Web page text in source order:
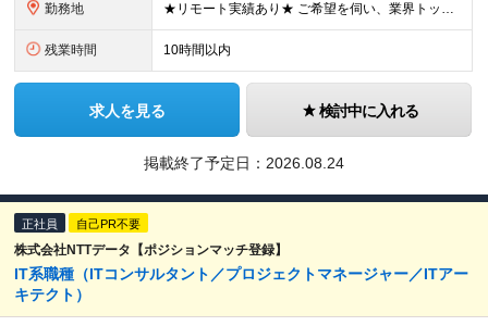
勤務地 ★リモート実績あり★ ご希望を伺い、業界トップクラス約7,000件の取引事業所数、90,000件以上のプロジェクトから検討をいたします。 全国の取引先での就業となります（沖縄を除く） ※勤務地
残業時間 10時間以内
求人を見る 検討中に入れる
掲載終了予定日： 2026.08.24
正社員 自己PR不要
株式会社NTTデータ【ポジションマッチ登録】
IT系職種（ITコンサルタント／プロジェクトマネージャー／ITアー
キテクト）